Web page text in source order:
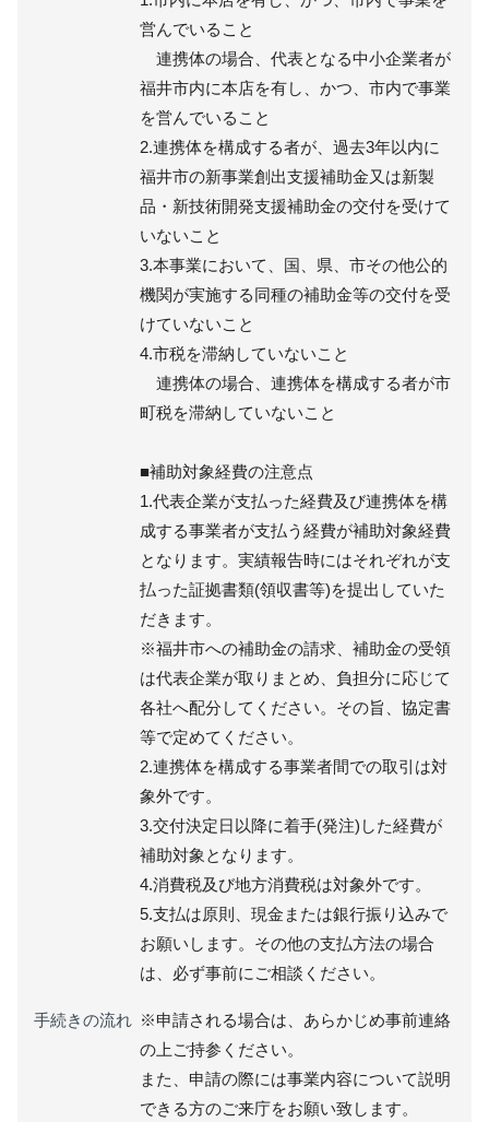
営んでいること
連携体の場合、代表となる中小企業者が
福井市内に本店を有し、かつ、市内で事業
を営んでいること
2.連携体を構成する者が、過去3年以内に
福井市の新事業創出支援補助金又は新製
品・新技術開発支援補助金の交付を受けて
いないこと
3.本事業において、国、県、市その他公的
機関が実施する同種の補助金等の交付を受
けていないこと
4.市税を滞納していないこと
連携体の場合、連携体を構成する者が市
町税を滞納していないこと
■補助対象経費の注意点
1.代表企業が支払った経費及び連携体を構
成する事業者が支払う経費が補助対象経費
となります。実績報告時にはそれぞれが支
払った証拠書類(領収書等)を提出していた
だきます。
※福井市への補助金の請求、補助金の受領
は代表企業が取りまとめ、負担分に応じて
各社へ配分してください。その旨、協定書
等で定めてください。
2.連携体を構成する事業者間での取引は対
象外です。
3.交付決定日以降に着手(発注)した経費が
補助対象となります。
4.消費税及び地方消費税は対象外です。
5.支払は原則、現金または銀行振り込みで
お願いします。その他の支払方法の場合
は、必ず事前にご相談ください。
手続きの流れ ※申請される場合は、あらかじめ事前連絡
の上ご持参ください。
また、申請の際には事業内容について説明
できる方のご来庁をお願い致します。